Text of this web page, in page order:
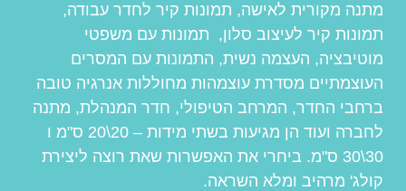
מתנה מקורית לאישה, תמונות קיר לחדר עבודה,
תמונות קיר לעיצוב סלון, תמונות עם משפטי
מוטיבציה, העצמה נשית, התמונות עם המסרים
העוצמתיים מסדרת עוצמהות מחוללות אנרגיה טובה
ברחבי החדר, המרחב הטיפולי, חדר המנהלת, מתנה
לחברה ועוד הן מגיעות בשתי מידות – 20\20 ס"מ ו
30\30 ס"מ. ביחרי את האפשרות שאת רוצה ליצירת
קולג' מרהיב ומלא השראה.